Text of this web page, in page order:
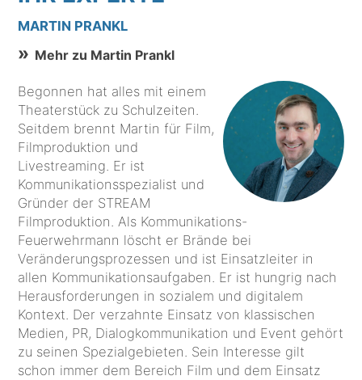
MARTIN PRANKL
Mehr zu Martin Prankl
Begonnen hat alles mit einem
Theaterstück zu Schulzeiten.
Seitdem brennt Martin für Film,
Filmproduktion und
Livestreaming. Er ist
Kommunikationsspezialist und
Gründer der STREAM
Filmproduktion. Als Kommunikations-
Feuerwehrmann löscht er Brände bei
Veränderungsprozessen und ist Einsatzleiter in
allen Kommunikationsaufgaben. Er ist hungrig nach
Herausforderungen in sozialem und digitalem
Kontext. Der verzahnte Einsatz von klassischen
Medien, PR, Dialogkommunikation und Event gehört
zu seinen Spezialgebieten. Sein Interesse gilt
schon immer dem Bereich Film und dem Einsatz